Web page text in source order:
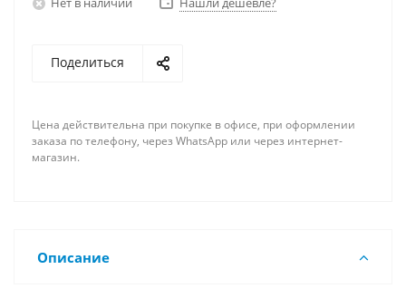
Поделиться
Цена действительна при покупке в офисе, при оформлении
заказа по телефону, через WhatsApp или через интернет-
магазин.
Описание